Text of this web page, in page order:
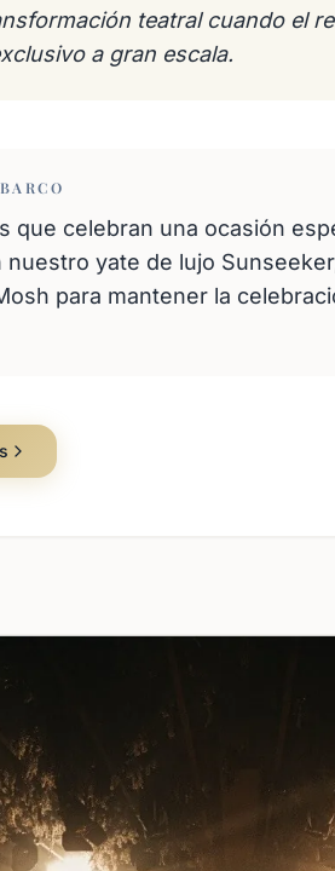
teatral cuando el
a gran escala.
que celebran una ocasión
nuestro yate de lujo
para mantener la